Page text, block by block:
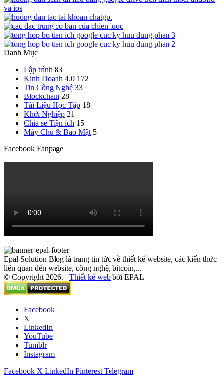
Danh Mục
Lập trình 83
Kinh Doanh 4.0 172
Tin Công Nghệ 33
Blockchain 28
Tài Liệu Học Tập 18
Khởi Nghiệp 21
Chia sẻ Tiện ích 15
Máy Chủ & Bảo Mật 5
Facebook Fanpage
Epal Solution Blog là trang tin tức về thiết kế website, các kiến thức
liên quan đến website, công nghệ, bitcoin,...
© Copyright 2026. Thiết kế web bởi EPAL
Facebook
X
LinkedIn
YouTube
Tumblr
Instagram
Facebook X LinkedIn Pinterest Telegram